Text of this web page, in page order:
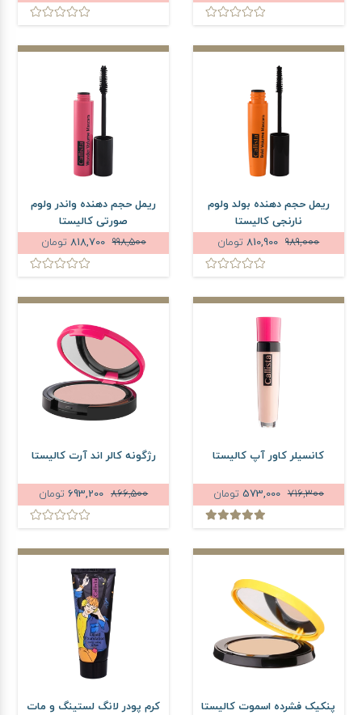
ریمل حجم دهنده بولد ولوم
نارنجی کالیستا
989,000
تومان
ریمل حجم دهنده واندر ولوم
صورتی کالیستا
998,500
818,700 تومان
کانسیلر کاور آپ کالیستا
716,300
573,000 تومان
رژگونه کالر اند آرت کالیستا
866,500 تومان
پنکیک فشرده اسموت کالیستا کرم پودر لانگ لستینگ و مات